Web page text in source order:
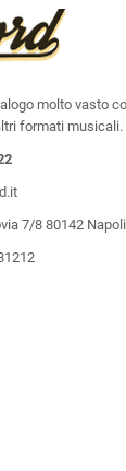
molto vasto
formati musicali.
7/8 80142